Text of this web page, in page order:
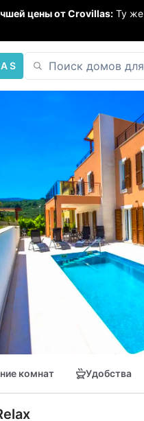
цены от Crovillas: Ту же
комнат Удобства